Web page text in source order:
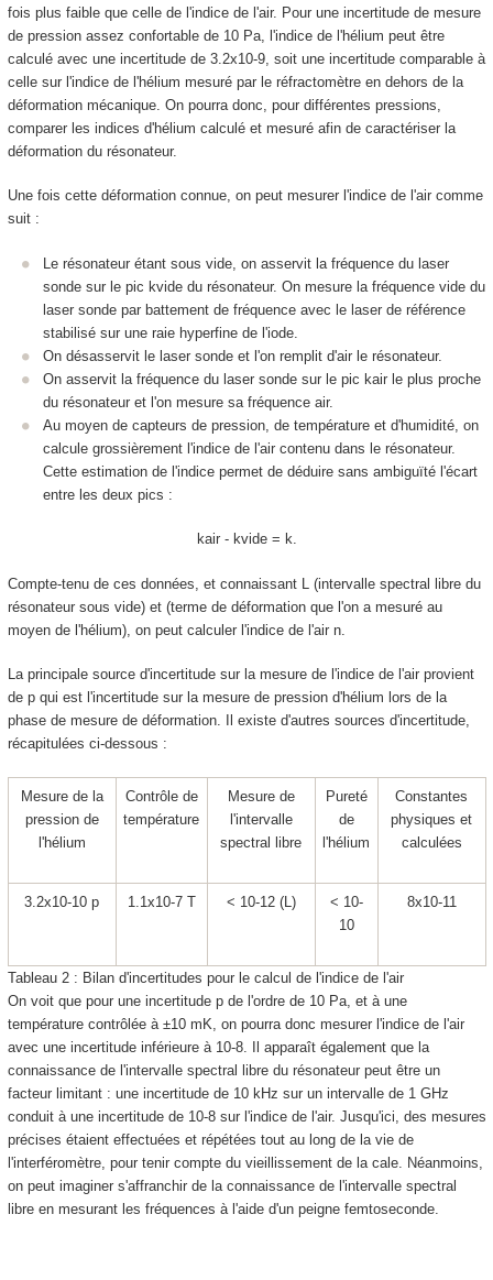
fois plus faible que celle de l'indice de l'air. Pour une incertitude de mesure
de pression assez confortable de 10 Pa, l'indice de l'hélium peut être
calculé avec une incertitude de 3.2x10-9, soit une incertitude comparable à
celle sur l'indice de l'hélium mesuré par le réfractomètre en dehors de la
déformation mécanique. On pourra donc, pour différentes pressions,
comparer les indices d'hélium calculé et mesuré afin de caractériser la
déformation du résonateur.
Une fois cette déformation connue, on peut mesurer l'indice de l'air comme
suit :
Le résonateur étant sous vide, on asservit la fréquence du laser
sonde sur le pic kvide du résonateur. On mesure la fréquence vide du
laser sonde par battement de fréquence avec le laser de référence
stabilisé sur une raie hyperfine de l'iode.
On désasservit le laser sonde et l'on remplit d'air le résonateur.
On asservit la fréquence du laser sonde sur le pic kair le plus proche
du résonateur et l'on mesure sa fréquence air.
Au moyen de capteurs de pression, de température et d'humidité, on
calcule grossièrement l'indice de l'air contenu dans le résonateur.
Cette estimation de l'indice permet de déduire sans ambiguïté l'écart
entre les deux pics :
kair- kvide= k.
Compte-tenu de ces données, et connaissant L (intervalle spectral libre du
résonateur sous vide) et (terme de déformation que l'on a mesuré au
moyen de l'hélium), on peut calculer l'indice de l'air n.
La principale source d'incertitude sur la mesure de l'indice de l'air provient
de pqui est l'incertitude sur la mesure de pression d'hélium lors de la
phase de mesure de déformation. Il existe d'autres sources d'incertitude,
récapitulées ci-dessous :
Mesure de la
pression de
l'hélium
Contrôle de
température
Mesure de
l'intervalle
spectral libre
Pureté
de
l'hélium
Constantes
physiques et
calculées
3.2x10-10 p 1.1x10-7 T < 10-12(L ) < 10-
10
8x10-11
Tableau 2 : Bilan d'incertitudes pour le calcul de l'indice de l'air
On voit que pour une incertitude pde l'ordre de 10 Pa, et à une
température contrôlée à ±10 mK, on pourra donc mesurer l'indice de l'air
avec une incertitude inférieure à 10-8. Il apparaît également que la
connaissance de l'intervalle spectral libre du résonateur peut être un
facteur limitant : une incertitude de 10 kHz sur un intervalle de 1 GHz
conduit à une incertitude de 10-8sur l'indice de l'air. Jusqu'ici, des mesures
précises étaient effectuées et répétées tout au long de la vie de
l'interféromètre, pour tenir compte du vieillissement de la cale. Néanmoins,
on peut imaginer s'affranchir de la connaissance de l'intervalle spectral
libre en mesurant les fréquences à l'aide d'un peigne femtoseconde.